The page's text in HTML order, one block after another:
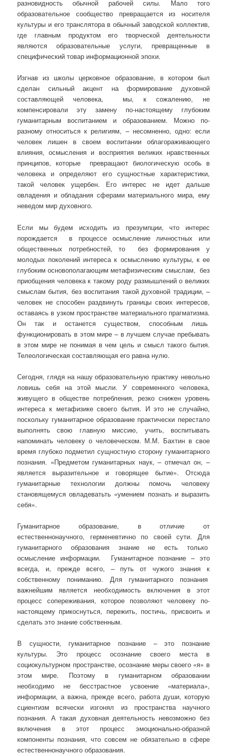
разновидность обычной рабочей силы. Мало того
образовательное сообщество превращается из носителя
культуры и его транслятора в обычный заводской коллектив,
где главным продуктом его творческой деятельности
являются образовательные услуги, превращенные в
специфический товар информационной эпохи.
Изгнав из школы церковное образование, в котором был
сделан сильный акцент на формирование духовной
составляющей человека, мы, к сожалению, не
компенсировали эту замену по-настоящему глубоким
гуманитарным воспитанием и образованием. Можно по-
разному относиться к религиям, – несомненно, одно: если
человек лишен в своем воспитании облагораживающего
влияния, осмысления и восприятия великих нравственных
принципов, которые превращают биологическую особь в
человека и определяют его сущностные характеристики,
такой человек ущербен. Его интерес не идет дальше
овладения и обладания сферами материального мира, ему
неведом мир духовного.
Если мы будем исходить из презумпции, что интерес
порождается в процессе осмысление личностных или
общественных потребностей, то без формирования у
молодых поколений интереса к осмыслению культуры, к ее
глубоким основополагающим метафизическим смыслам, без
приобщения человека к такому роду размышлений о великих
смыслам бытия, без воспитания такой духовной традиции, –
человек не способен раздвинуть границы своих интересов,
оставаясь в узком пространстве материального прагматизма.
Он так и останется существом, способным лишь
функционировать в этом мире – в лучшем случае пребывать
в этом мире не понимая в чем цель и смысл такого бытия.
Телеологическая составляющая его равна нулю.
Сегодня, глядя на нашу образовательную практику невольно
ловишь себя на этой мысли. У современного человека,
живущего в обществе потребления, резко снижен уровень
интереса к метафизике своего бытия. И это не случайно,
поскольку гуманитарное образование практически перестало
выполнять свою главную миссию, учить, воспитывать
напоминать человеку о человеческом. М.М. Бахтин в свое
время глубоко подметил сущностную сторону гуманитарного
познания. «Предметом гуманитарных наук, – отмечал он, –
является выразительное и говорящее бытие». Отсюда
гуманитарные технологии должны помочь человеку
становящемуся овладеватьть «умением познать и выразить
себя».
Гуманитарное образование, в отличие от
естественнонаучного, герменевтично по своей сути. Для
гуманитарного образования знание не есть только
осмысление информации. Гуманитарное познание – это
всегда, и, прежде всего, – путь от чужого знания к
собственному пониманию. Для гуманитарного познания
важнейшим является необходимость включения в этот
процесс сопереживания, которое позволяют человеку по-
настоящему прикоснуться, пережить, постичь, присвоить и
сделать это знание собственным.
В сущности, гуманитарное познание – это познание
культуры. Это процесс осознание своего места в
социокультурном пространстве, осознание меры своего «я» в
этом мире. Поэтому в гуманитарном образовании
необходимо не бесстрастное усвоение «материала»,
информации, а важна, прежде всего, работа души, которую
сциентизм всячески изгонял из пространства научного
познания. А такая духовная деятельность невозможно без
включения в этот процесс эмоционально-образной
компоненты познания, что совсем не обязательно в сфере
естественнонаучного образования.